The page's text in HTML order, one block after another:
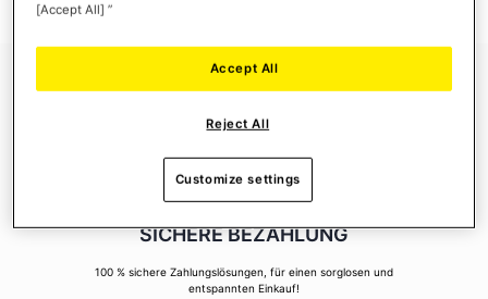
SICHERE BEZAHLUNG
100 % sichere Zahlungslösungen, für einen sorglosen und
entspannten Einkauf!
[Accept All] ”
Reject All
Accept All
Customize settings